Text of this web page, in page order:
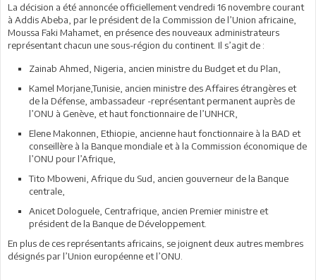
La décision a été annoncée officiellement vendredi 16 novembre courant
à Addis Abeba, par le président de la Commission de l’Union africaine,
Moussa Faki Mahamet, en présence des nouveaux administrateurs
représentant chacun une sous-région du continent. Il s’agit de :
Zainab Ahmed, Nigeria, ancien ministre du Budget et du Plan,
Kamel Morjane,Tunisie, ancien ministre des Affaires étrangères et
de la Défense, ambassadeur -représentant permanent auprès de
l’ONU à Genève, et haut fonctionnaire de l’UNHCR,
Elene Makonnen, Ethiopie, ancienne haut fonctionnaire à la BAD et
conseillère à la Banque mondiale et à la Commission économique de
l’ONU pour l’Afrique,
Tito Mboweni, Afrique du Sud, ancien gouverneur de la Banque
centrale,
Anicet Dologuele, Centrafrique, ancien Premier ministre et
président de la Banque de Développement.
En plus de ces représentants africains, se joignent deux autres membres
désignés par l’Union européenne et l’ONU.